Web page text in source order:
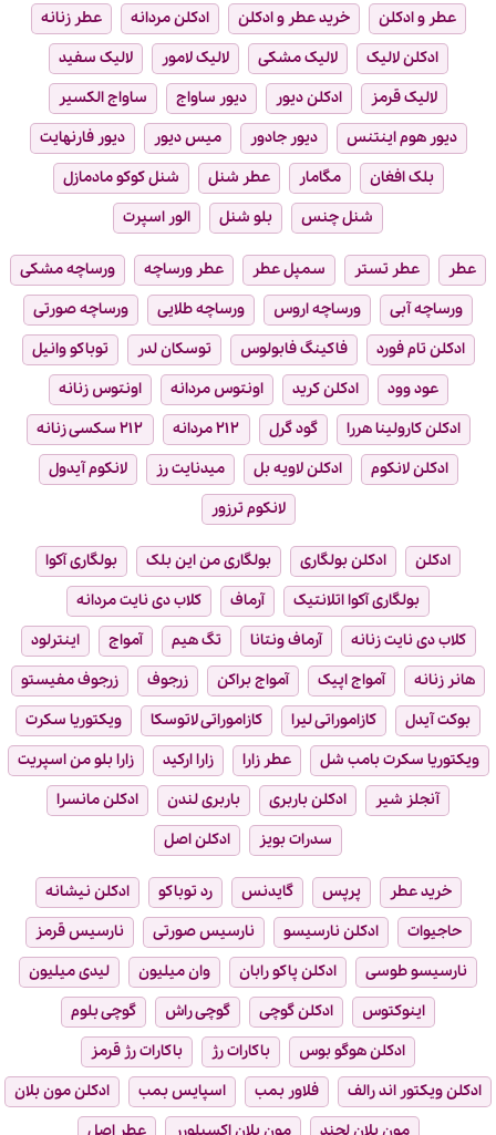
عطر و ادکلن خرید عطر و ادکلن ادکلن مردانه
عطر زنانه
ادکلن لالیک
لالیک مشکی لالیک لامور
لالیک سفید
لالیک قرمز
ادکلن دیور دیور ساواج
ساواج الکسیر
دیور هوم اینتنس
دیور جادور میس دیور
دیور فارنهایت
بلک افغان
مگامار عطر شنل
شنل کوکو مادمازل
شنل چنس
بلو شنل الور اسپرت
عطر عطر تستر سمپل عطر عطر ورساچه
ورساچه مشکی
ورساچه آبی
ورساچه اروس ورساچه طلایی
ورساچه صورتی
ادکلن تام فورد
فاکینگ فابولوس توسکان لدر
توباکو وانیل
عود وود
ادکلن کرید اونتوس مردانه
اونتوس زنانه
ادکلن کارولینا هررا
گود گرل ۲۱۲ مردانه
۲۱۲ سکسی زنانه
ادکلن لانکوم
ادکلن لاویه بل میدنایت رز
لانکوم آیدول
لانکوم ترزور
ادکلن ادکلن بولگاری بولگاری من این بلک
بولگاری آکوا
بولگاری آکوا اتلانتیک
آرماف
کلاب دی نایت مردانه
کلاب دی نایت زنانه
آرماف ونتانا تگ هیم آمواج
اینترلود
هانر زنانه
آمواج اپیک آمواج براکن زرجوف
زرجوف مفیستو
بوکت آیدل
کازاموراتی لیرا کازاموراتی لاتوسکا
ویکتوریا سکرت
ویکتوریا سکرت بامب شل
عطر زارا زارا ارکید
زارا بلو من اسپریت
آنجلز شیر
ادکلن باربری باربری لندن
ادکلن مانسرا
سدرات بویز
ادکلن اصل
خرید عطر پرپس گایدنس رد توباکو
ادکلن نیشانه
حاجیوات
ادکلن نارسیسو نارسیس صورتی
نارسیس قرمز
نارسیسو طوسی
ادکلن پاکو رابان وان میلیون
لیدی میلیون
اینوکتوس
ادکلن گوچی گوچی راش
گوچی بلوم
ادکلن هوگو بوس
باکارات رژ
باکارات رژ قرمز
ادکلن ویکتور اند رالف
فلاور بمب اسپایس بمب
ادکلن مون بلان